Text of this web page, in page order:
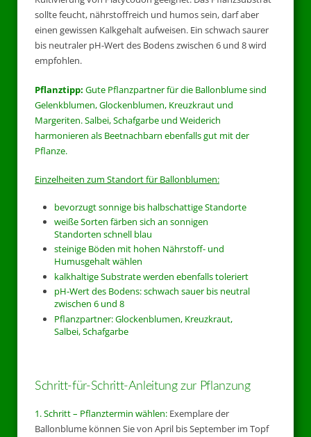
sollte feucht, nährstoffreich und humos sein, darf aber
einen gewissen Kalkgehalt aufweisen. Ein schwach saurer
bis neutraler pH-Wert des Bodens zwischen 6 und 8 wird
empfohlen.
Pflanztipp: Gute Pflanzpartner für die Ballonblume sind
Gelenkblumen, Glockenblumen, Kreuzkraut und
Margeriten. Salbei, Schafgarbe und Weiderich
harmonieren als Beetnachbarn ebenfalls gut mit der
Pflanze.
Einzelheiten zum Standort für Ballonblumen:
bevorzugt sonnige bis halbschattige Standorte
weiße Sorten färben sich an sonnigen
Standorten schnell blau
steinige Böden mit hohen Nährstoff- und
Humusgehalt wählen
kalkhaltige Substrate werden ebenfalls toleriert
pH-Wert des Bodens: schwach sauer bis neutral
zwischen 6 und 8
Pflanzpartner: Glockenblumen, Kreuzkraut,
Salbei, Schafgarbe
Schritt-für-Schritt-Anleitung zur Pflanzung
1. Schritt – Pflanztermin wählen: Exemplare der
Ballonblume können Sie von April bis September im Topf